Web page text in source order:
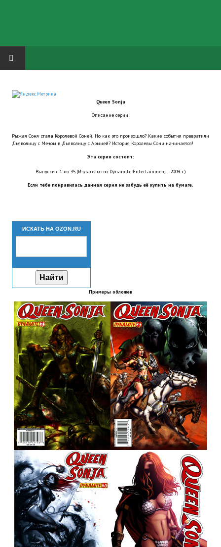
Теневой кардинал для Обливиона
Aliens vs Predator 2 (Русские субтитры)
Новый ГГ
Теневой кардинал для Скайрима
Работы Alexandra10
Kitana HGEC
Apella CBBE SSE BodySlide (with Physics)
Apella 2.0 CBBE SSE BodySlide (with Physics)
Kitana CBBE SSE BodySlide (with Physics)
Nekomimi
New Light Skyrim SE
SB Corset Armor CBBE SSE BodySlide (with Physics)
Wedding Wear CBBE SSE BodySlide (with Physics)
Работы Тестера 55
Наёмный оборотень
Небесный воин
Немного героев меча и магии
Queen Sonja
Описание серии:
Рыжая Соня стала Королевой Соней. Но как это произошло? Какие события превратили
Дьяволицу с Мечом в Дьяволицу с Армией? История Королевы Сони начинается!
Эта серия состоит:
Выпуски с 1 по 35 (Издательство Dynamite Entertainment - 2009 г.)
Если тебе понравилась данная серия не забудь её купить на бумаге.
ИСКАТЬ НА OZON.RU
Примеры обложек